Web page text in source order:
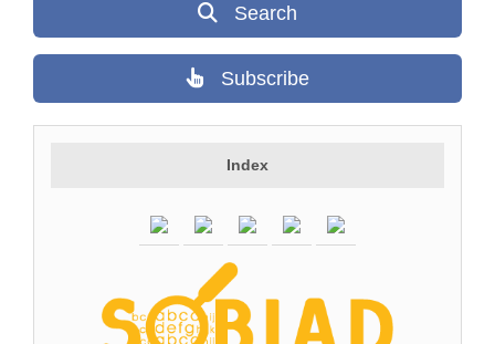
Search
Subscribe
Index